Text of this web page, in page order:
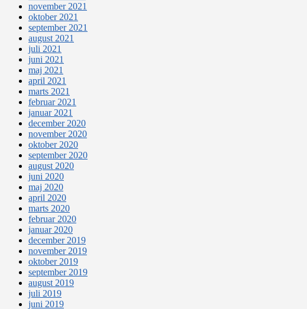
november 2021
oktober 2021
september 2021
august 2021
juli 2021
juni 2021
maj 2021
april 2021
marts 2021
februar 2021
januar 2021
december 2020
november 2020
oktober 2020
september 2020
august 2020
juni 2020
maj 2020
april 2020
marts 2020
februar 2020
januar 2020
december 2019
november 2019
oktober 2019
september 2019
august 2019
juli 2019
juni 2019